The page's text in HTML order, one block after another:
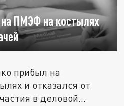
ПМЭФ на костылях
прибыл на
и отказался от
в деловой...